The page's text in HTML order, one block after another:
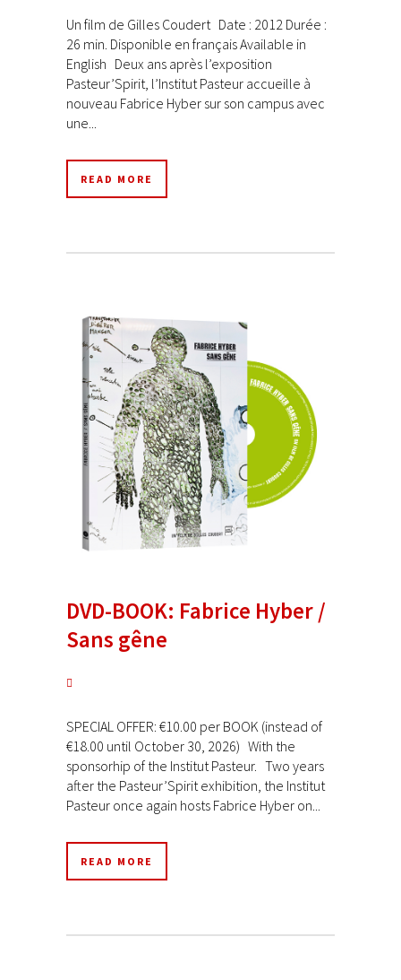
Un film de Gilles Coudert Date : 2012 Durée :
26 min. Disponible en français Available in
English Deux ans après l’exposition
Pasteur’Spirit, l’Institut Pasteur accueille à
nouveau Fabrice Hyber sur son campus avec
une...
READ MORE
DVD-BOOK: Fabrice Hyber /
Sans gêne
SPECIAL OFFER: €10.00 per BOOK (instead of
€18.00 until October 30, 2026) With the
sponsorhip of the Institut Pasteur. Two years
after the Pasteur’Spirit exhibition, the Institut
Pasteur once again hosts Fabrice Hyber on...
READ MORE